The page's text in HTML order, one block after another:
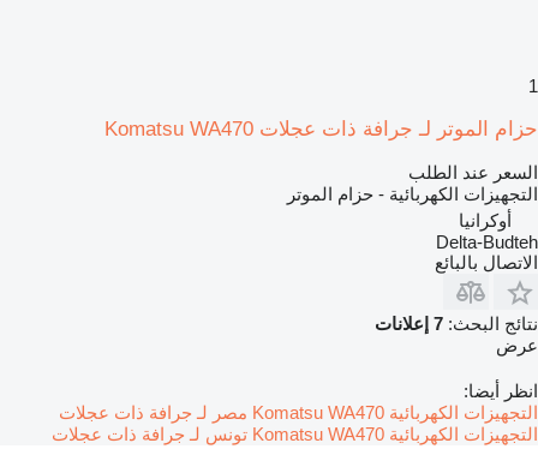
1
حزام الموتر لـ جرافة ذات عجلات Komatsu WA470
السعر عند الطلب
التجهيزات الكهربائية - حزام الموتر
أوكرانيا
Delta-Budteh
الاتصال بالبائع
نتائج البحث: 7 إعلانات
عرض
انظر أيضا:
التجهيزات الكهربائية Komatsu WA470 مصر لـ جرافة ذات عجلات
التجهيزات الكهربائية Komatsu WA470 تونس لـ جرافة ذات عجلات